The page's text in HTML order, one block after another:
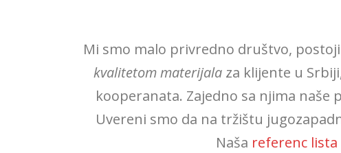
Mi smo malo privredno društvo,
kvalitetom materijalaza klijente u
kooperanata. Zajedno sa njima
Uvereni smo da na tržištu
Naša referenc lista